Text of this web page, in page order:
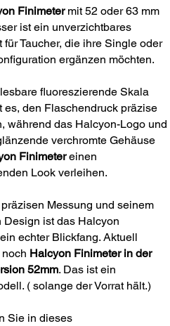
Finimetermit 52 oder 63 mm
ist ein unverzichtbares
für Taucher, die ihre Single oder
ergänzen möchten.
fluoreszierende Skala
es, den Flaschendruck präzise
während das Halcyon-Logo und
verchromte Gehäuse
Finimetereinen
Look verleihen.
Messung und seinem
Design ist das Halcyon
echter Blickfang. Aktuell
Halcyon Finimeter in der
52mm. Das ist ein
( solange der Vorrat hält.)
Sie in dieses